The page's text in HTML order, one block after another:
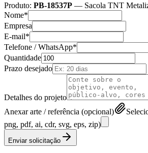
Produto: PB-18537P — Sacola TNT
Nome*
Empresa
E-mail*
Telefone / WhatsApp*
Quantidade
Prazo desejado
Detalhes do projeto
Anexar arte / referência (opcional)
png, pdf, ai, cdr, svg, eps, zip)
Enviar solicitação